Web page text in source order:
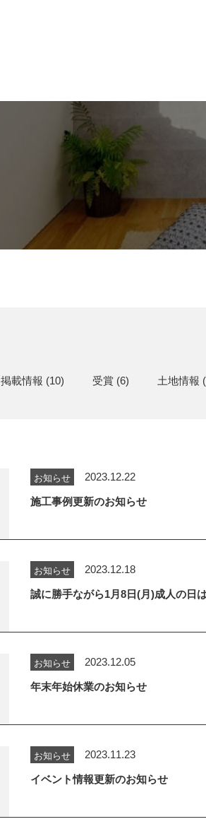
掲載情報 (10) 受賞 (6) 土地情報
お知らせ 2023.12.22
施工事例更新のお知らせ
お知らせ 2023.12.18
誠に勝手ながら1月8日(月)成人の日
お知らせ 2023.12.05
年末年始休業のお知らせ
お知らせ 2023.11.23
イベント情報更新のお知らせ